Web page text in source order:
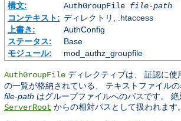
構文:
AuthGroupFile file-path
コンテキスト: ディレクトリ, .htaccess
上書き:
AuthConfig
ステータス:
Base
モジュール:
mod_authz_groupfile
AuthGroupFile ディレクティブは、 証認に使
の一覧が格納されている、 テキストファイルの
file-path はグループファイルへのパスです。 絶
ServerRoot からの相対パスとして扱われます。